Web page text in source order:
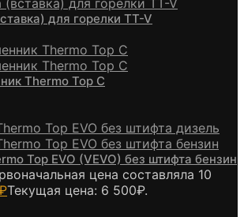
для горелки TT-V
Thermo Top C
Top EVO (VEVO) без штифта бензин
цена составляла 10
Текущая цена: 6 500₽.